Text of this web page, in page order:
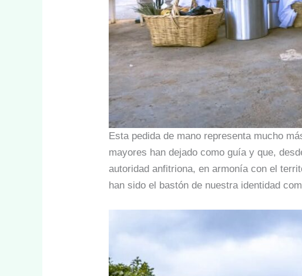
Esta pedida de mano representa mucho
mayores han dejado como guía y que,
autoridad anfitriona, en armonía con el
han sido el bastón de nuestra identidad